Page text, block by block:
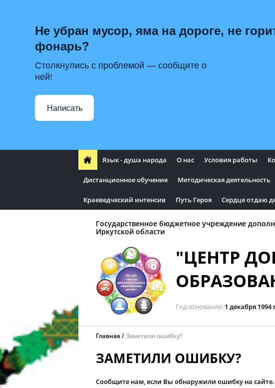
Не убран мусор, яма на дороге, не
фонарь?
Столкнулись с проблемой — сообщите о
ней!
Написать
Язык - душа народа О нас Условия работы
Дистанционное обучение Методическая деятельность
Краеведческий интенсив Путь Героя Сердце отдаю
Государственное бюджетное учреждение
Иркутской области
"ЦЕНТР
Год основания 1 декабря 1994
Главная Заметили ошибку?
ЗАМЕТИЛИ ОШИБКУ?
Сообщите нам, если Вы обнаружили ошибку на сайте.